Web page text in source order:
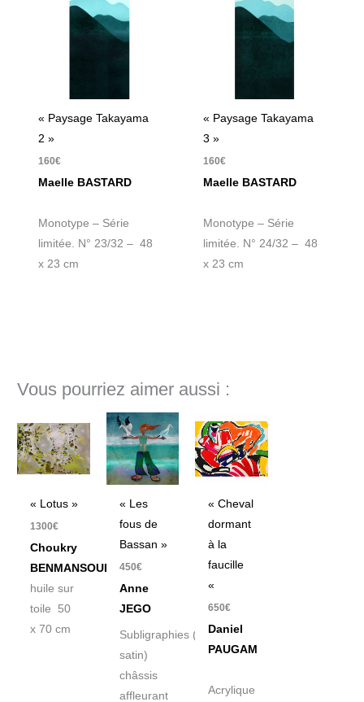
« Paysage Takayama
2 »
160€
Maelle BASTARD
Monotype – Série
limitée. N° 23/32 – 48
x 23 cm
« Paysage Takayama
3 »
160€
Maelle BASTARD
Monotype – Série
limitée. N° 24/32 – 48
x 23 cm
Vous pourriez aimer aussi :
« Lotus »
1300€
Choukry
BENMANSOUR
huile sur
toile 50
x 70 cm
« Les
fous de
Bassan »
450€
Anne
JEGO
Subligraphies (finition
satin)
châssis
affleurant
« Cheval
dormant
à la
faucille
«
650€
Daniel
PAUGAM
Acrylique